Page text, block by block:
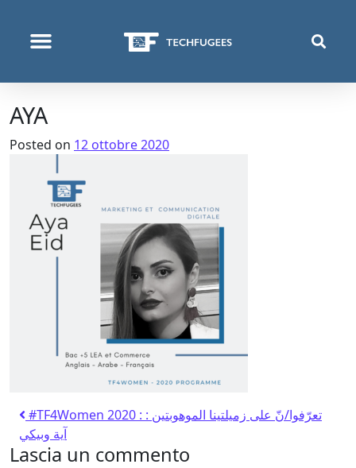
AYA
Posted on 12 ottobre 2020
#TF4Women 2020 : تعرّفوا/نّ على زميلتينا الموهوبتين :
آية وبيكي
Lascia un commento